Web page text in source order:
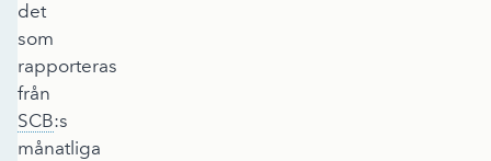
det
som
rapporteras
från
SCB:s
månatliga